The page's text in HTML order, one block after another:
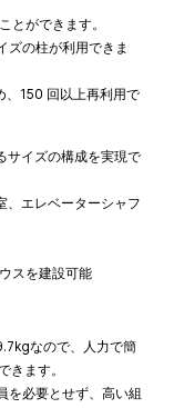
とができます。
ズの柱が利用できま
、150 回以上再利用で
サイズの構成を実現で
、エレベーターシャフ
スを建設可能
なので、人力で簡
きます。
を必要とせず、高い組